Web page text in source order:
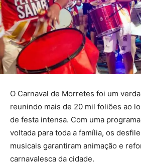
O Carnaval de Morretes foi um
reunindo mais de 20 mil foliões ao
de festa intensa. Com uma
voltada para toda a família, os
musicais garantiram animação e
carnavalesca da cidade.